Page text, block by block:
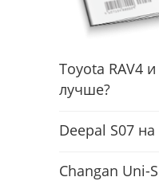
Toyota RAV4
лучше?
Deepal S07
Changan Uni-